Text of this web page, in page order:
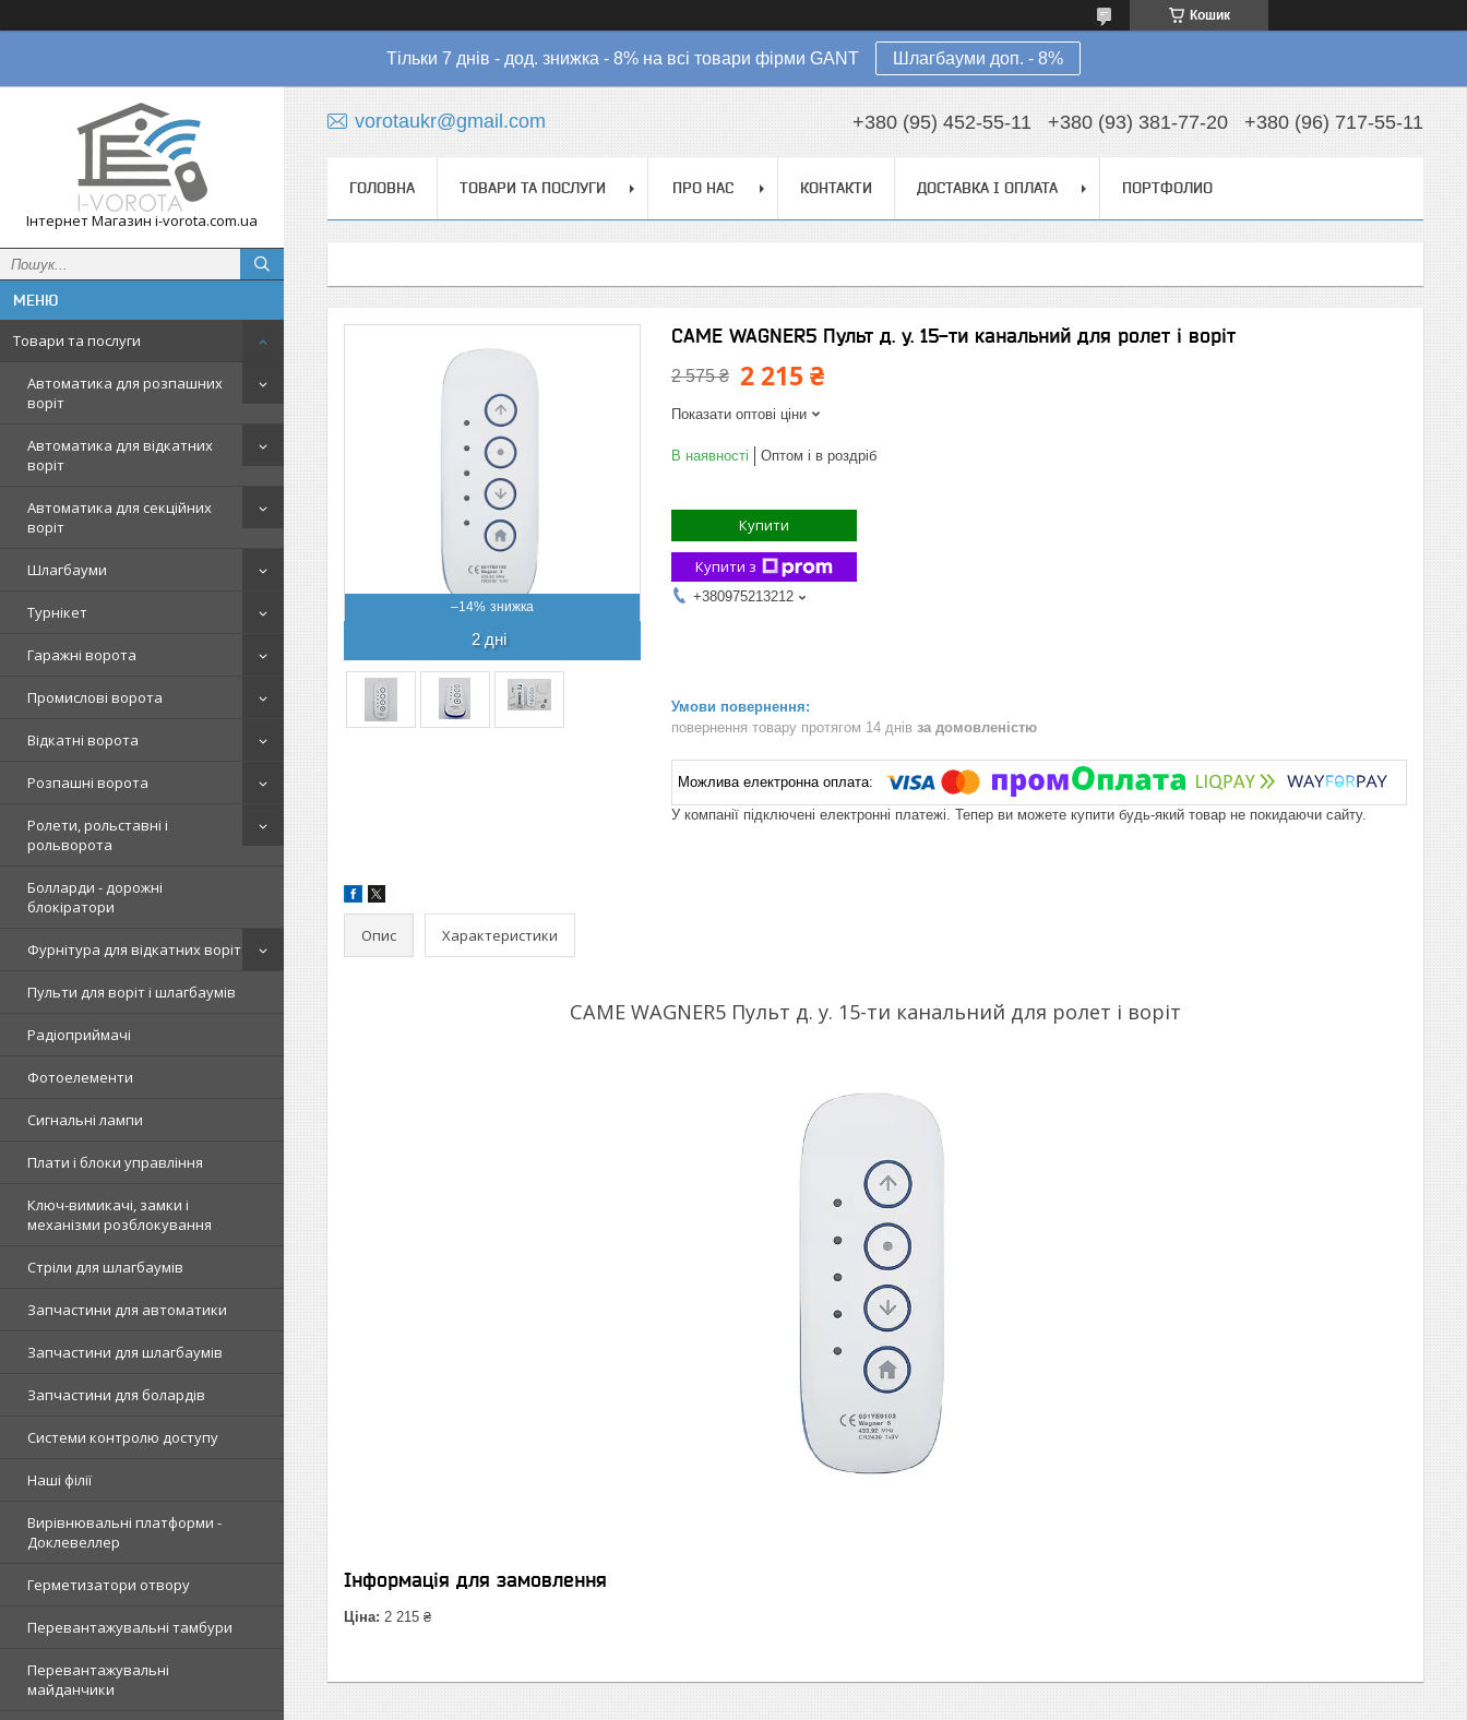
Кошик
Тільки 7 днів - дод. знижка - 8% на всі товари фірми GANT Шлагбауми доп. - 8%
Інтернет Магазин i-vorota.com.ua
Товари та послуги
Автоматика для розпашних
воріт
Автоматика для відкатних
воріт
Автоматика для секційних
воріт
Шлагбауми
Турнікет
Гаражні ворота
Промислові ворота
Відкатні ворота
Розпашні ворота
Ролети, рольставні і
рольворота
Болларди - дорожні
блокіратори
Фурнітура для відкатних воріт
Пульти для воріт і шлагбаумів
Радіоприймачі
Фотоелементи
Сигнальні лампи
Плати і блоки управління
Ключ-вимикачі, замки і
механізми розблокування
Стріли для шлагбаумів
Запчастини для автоматики
Запчастини для шлагбаумів
Запчастини для болардів
Системи контролю доступу
Наші філії
Вирівнювальні платформи -
Доклевеллер
Герметизатори отвору
Перевантажувальні тамбури
Перевантажувальні
майданчики
vorotaukr@gmail.com +380 (95) 452-55-11 +380 (93) 381-77-20 +380 (96) 717-55-11
ГОЛОВНА ТОВАРИ ТА ПОСЛУГИ ПРО НАС КОНТАКТИ ДОСТАВКА І ОПЛАТА ПОРТФОЛИО
–14%
2 дні
CAME WAGNER5 Пульт д. у. 15-ти канальний для ролет і воріт
2 575 ₴ 2 215 ₴
Показати оптові ціни
В наявності Оптом і в роздріб
Купити
Купити з
+380975213212
повернення товару протягом 14 днів за домовленістю
У компанії підключені електронні платежі. Тепер ви можете купити будь-який товар не покидаючи сайту.
Опис Характеристики
CAME WAGNER5 Пульт д. у. 15-ти канальний для ролет і воріт
Інформація для замовлення
Ціна: 2 215 ₴